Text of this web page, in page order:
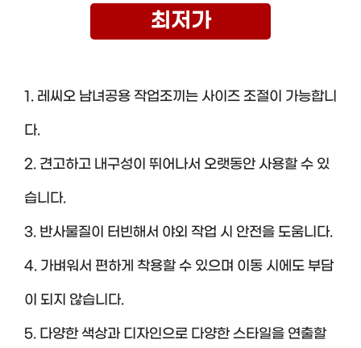
최저가
1. 레씨오 남녀공용 작업조끼는 사이즈 조절이 가능합니
다.
2. 견고하고 내구성이 뛰어나서 오랫동안 사용할 수 있
습니다.
3. 반사물질이 터빈해서 야외 작업 시 안전을 도움니다.
4. 가벼워서 편하게 착용할 수 있으며 이동 시에도 부담
이 되지 않습니다.
5. 다양한 색상과 디자인으로 다양한 스타일을 연출할